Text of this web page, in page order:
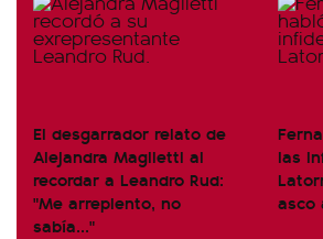
El desgarrador relato de
Alejandra Maglietti al
recordar a Leandro Rud:
"Me arrepiento, no
sabía..."
las
asco